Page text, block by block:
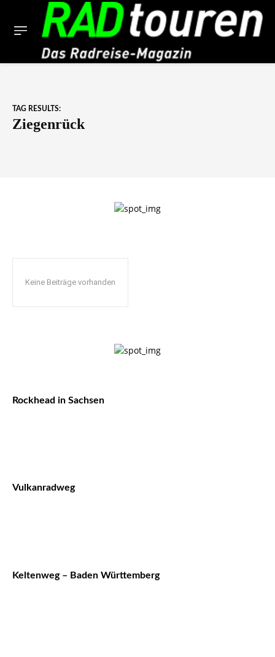
TAG RESULTS:
Ziegenrück
Keine Beiträge vorhanden
Rockhead in Sachsen
Vulkanradweg
Keltenweg – Baden Württemberg